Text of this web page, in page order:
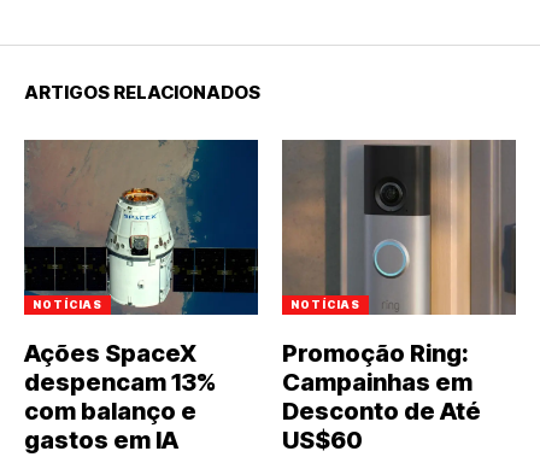
ARTIGOS RELACIONADOS
NOTÍCIAS
Ações SpaceX
despencam 13%
com balanço e
gastos em IA
NOTÍCIAS
Promoção Ring:
Campainhas em
Desconto de Até
US$60